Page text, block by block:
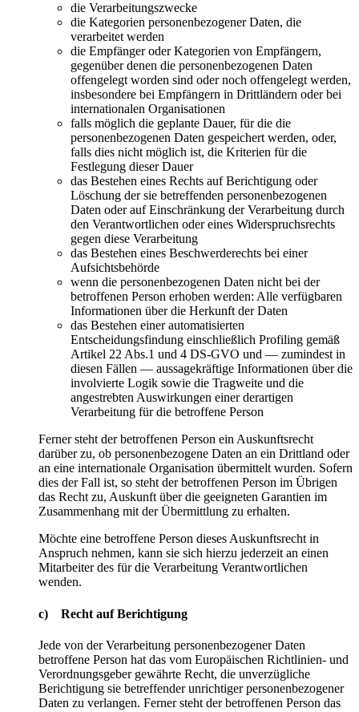
die Verarbeitungszwecke
die Kategorien personenbezogener Daten, die
verarbeitet werden
die Empfänger oder Kategorien von Empfängern,
gegenüber denen die personenbezogenen Daten
offengelegt worden sind oder noch offengelegt werden,
insbesondere bei Empfängern in Drittländern oder bei
internationalen Organisationen
falls möglich die geplante Dauer, für die die
personenbezogenen Daten gespeichert werden, oder,
falls dies nicht möglich ist, die Kriterien für die
Festlegung dieser Dauer
das Bestehen eines Rechts auf Berichtigung oder
Löschung der sie betreffenden personenbezogenen
Daten oder auf Einschränkung der Verarbeitung durch
den Verantwortlichen oder eines Widerspruchsrechts
gegen diese Verarbeitung
das Bestehen eines Beschwerderechts bei einer
Aufsichtsbehörde
wenn die personenbezogenen Daten nicht bei der
betroffenen Person erhoben werden: Alle verfügbaren
Informationen über die Herkunft der Daten
das Bestehen einer automatisierten
Entscheidungsfindung einschließlich Profiling gemäß
Artikel 22 Abs.1 und 4 DS-GVO und — zumindest in
diesen Fällen — aussagekräftige Informationen über die
involvierte Logik sowie die Tragweite und die
angestrebten Auswirkungen einer derartigen
Verarbeitung für die betroffene Person
Ferner steht der betroffenen Person ein Auskunftsrecht
darüber zu, ob personenbezogene Daten an ein Drittland oder
an eine internationale Organisation übermittelt wurden. Sofern
dies der Fall ist, so steht der betroffenen Person im Übrigen
das Recht zu, Auskunft über die geeigneten Garantien im
Zusammenhang mit der Übermittlung zu erhalten.
Möchte eine betroffene Person dieses Auskunftsrecht in
Anspruch nehmen, kann sie sich hierzu jederzeit an einen
Mitarbeiter des für die Verarbeitung Verantwortlichen
wenden.
c) Recht auf Berichtigung
Jede von der Verarbeitung personenbezogener Daten
betroffene Person hat das vom Europäischen Richtlinien- und
Verordnungsgeber gewährte Recht, die unverzügliche
Berichtigung sie betreffender unrichtiger personenbezogener
Daten zu verlangen. Ferner steht der betroffenen Person das